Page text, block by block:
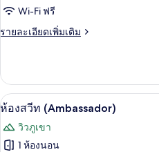
ของ
Club
Twin
Beds
Wi-Fi ฟรี
รายละเอียดเพิ่มเติม
ราย
เกี่ยว
กับ
Club
2
Twin
เปิด
ภาพถ่าย
ทั้งหมด
1
ห้องสวีท (Ambassador)
วิวภูเขา
1 ห้องนอน